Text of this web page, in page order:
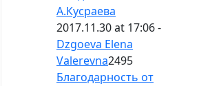
А.Кусраева
2017.11.30 at 17:06 -
Dzgoeva Elena
Valerevna2495
Благодарность от